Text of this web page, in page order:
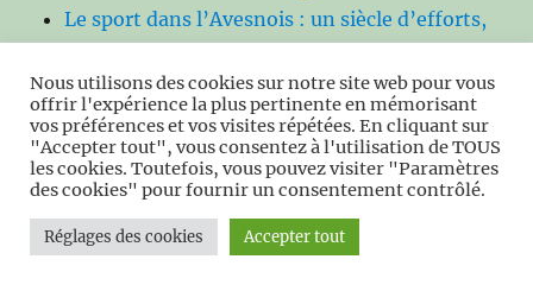
Le sport dans l’Avesnois : un siècle d’efforts,
Trois images pour un siècle – Mémoire des
commerces d’un centre‑bourg
Maubeuge : des origines à la ville fortifiée
Maubeuge détruire et reconstruite et (1940–
1970)
Maubeuge industrielle : une ville qui se forge
Nous utilisons des cookies sur notre site web pour vous
offrir l'expérience la plus pertinente en mémorisant
vos préférences et vos visites répétées. En cliquant sur
"Accepter tout", vous consentez à l'utilisation de TOUS
les cookies. Toutefois, vous pouvez visiter "Paramètres
des cookies" pour fournir un consentement contrôlé.
Réglages des cookies Accepter tout